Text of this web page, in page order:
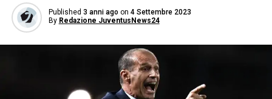
Published 3 anni ago on 4 Settembre 2023
By Redazione JuventusNews24